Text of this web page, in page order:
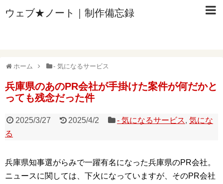
ウェブ★ノート｜制作備忘録
ホーム - 気になるサービス
兵庫県のあのPR会社が手掛けた案件が何だかと
っても残念だった件
2025/3/27 2025/4/2 - 気になるサービス,気にな
る
兵庫県知事選がらみで一躍有名になった兵庫県のPR会社。
ニュースに関しては、下火になっていますが、そのPR会社